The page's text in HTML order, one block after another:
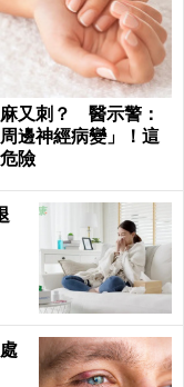
又刺？ 醫示警：
邊神經病變」！這
險